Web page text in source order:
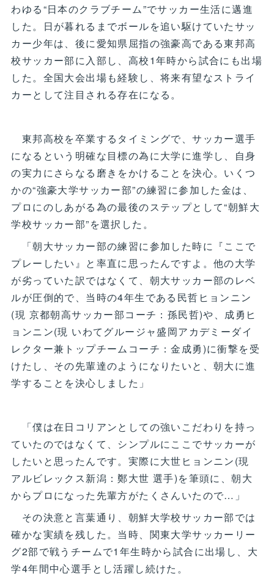
わゆる“日本のクラブチーム”でサッカー生活に邁進
した。日が暮れるまでボールを追い駆けていたサッ
カー少年は、後に愛知県屈指の強豪高である東邦高
校サッカー部に入部し、高校1年時から試合にも出場
した。全国大会出場も経験し、将来有望なストライ
カーとして注目される存在になる。
東邦高校を卒業するタイミングで、サッカー選手
になるという明確な目標の為に大学に進学し、自身
の実力にさらなる磨きをかけることを決心。いくつ
かの“強豪大学サッカー部”の練習に参加した金は、
プロにのしあがる為の最後のステップとして“朝鮮大
学校サッカー部”を選択した。
「朝大サッカー部の練習に参加した時に『ここで
プレーしたい』と率直に思ったんですよ。他の大学
が劣っていた訳ではなくて、朝大サッカー部のレベ
ルが圧倒的で、当時の4年生である民哲ヒョンニン
(現 京都朝高サッカー部コーチ：孫民哲)や、成勇ヒ
ョンニン(現 いわてグルージャ盛岡アカデミーダイ
レクター兼トップチームコーチ：金成勇)に衝撃を受
けたし、その先輩達のようになりたいと、朝大に進
学することを決心しました」
「僕は在日コリアンとしての強いこだわりを持っ
ていたのではなくて、シンプルにここでサッカーが
したいと思ったんです。実際に大世ヒョンニン(現
アルビレックス新潟：鄭大世 選手)を筆頭に、朝大
からプロになった先輩方がたくさんいたので…」
その決意と言葉通り、朝鮮大学校サッカー部では
確かな実績を残した。当時、関東大学サッカーリー
グ2部で戦うチームで1年生時から試合に出場し、大
学4年間中心選手とし活躍し続けた。